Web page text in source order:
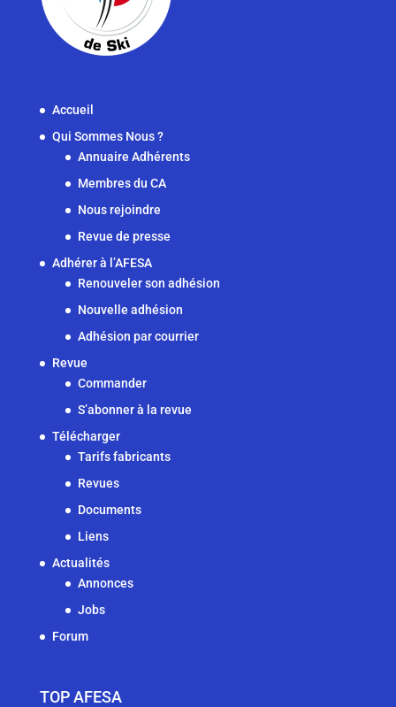
Accueil
Qui Sommes Nous ?
Annuaire Adhérents
Membres du CA
Nous rejoindre
Revue de presse
Adhérer à l’AFESA
Renouveler son adhésion
Nouvelle adhésion
Adhésion par courrier
Revue
Commander
S’abonner à la revue
Télécharger
Tarifs fabricants
Revues
Documents
Liens
Actualités
Annonces
Jobs
Forum
TOP AFESA